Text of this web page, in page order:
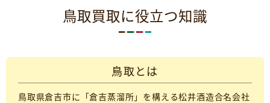
鳥取買取に役立つ知識
鳥取とは
鳥取県倉吉市に「倉吉蒸溜所」を構える松井酒造合名会社